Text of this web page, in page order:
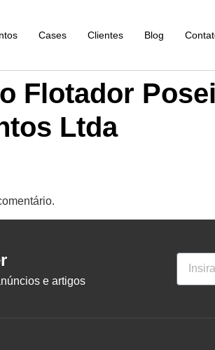
Cases Clientes Blog
Flotador
Ltda
e artigos